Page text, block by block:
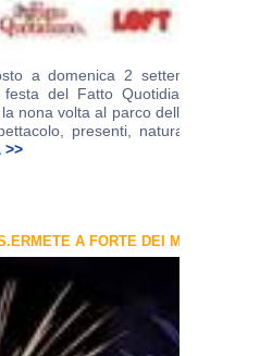
a domenica 2 settembre si
del Fatto Quotidiano. Il
nona volta al parco della
presenti, naturalmente le
>>
A FORTE DEI MARMI